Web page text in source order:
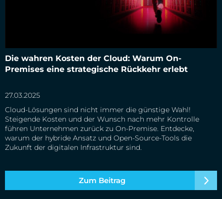
Die wahren Kosten der Cloud: Warum On-
Premises eine strategische Rückkehr erlebt
27.03.2025
Cloud-Lösungen sind nicht immer die günstige Wahl!
Steigende Kosten und der Wunsch nach mehr Kontrolle
führen Unternehmen zurück zu On-Premise. Entdecke,
warum der hybride Ansatz und Open-Source-Tools die
Zukunft der digitalen Infrastruktur sind.
Zum Beitrag
Die wahren Kosten der Cloud: Warum On-Premises eine
strategische Rückkehr erlebt